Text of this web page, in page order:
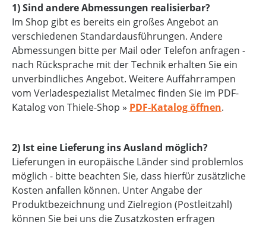
1) Sind andere Abmessungen realisierbar?
Im Shop gibt es bereits ein großes Angebot an
verschiedenen Standardausführungen. Andere
Abmessungen bitte per Mail oder Telefon anfragen -
nach Rücksprache mit der Technik erhalten Sie ein
unverbindliches Angebot. Weitere Auffahrrampen
vom Verladespezialist Metalmec finden Sie im PDF-
Katalog von Thiele-Shop » PDF-Katalog öffnen.
2) Ist eine Lieferung ins Ausland möglich?
Lieferungen in europäische Länder sind problemlos
möglich - bitte beachten Sie, dass hierfür zusätzliche
Kosten anfallen können. Unter Angabe der
Produktbezeichnung und Zielregion (Postleitzahl)
können Sie bei uns die Zusatzkosten erfragen